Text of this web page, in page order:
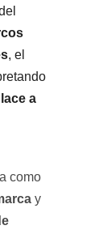
, el
a
como
y